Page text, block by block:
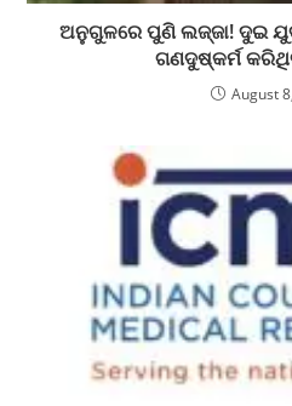
ଅନୁଗୁଳରେ ପୁଣି ଲଜ୍ଜା! ଦୁଇ
ଗଣଦୁଷ୍କର୍ମ
August